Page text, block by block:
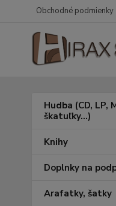
Obchodné podmienky
Hudba (CD, LP,
škatuľky...)
Knihy
Doplnky na
Arafatky, šatky